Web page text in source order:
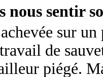
nous sentir
sur
de
piégé.